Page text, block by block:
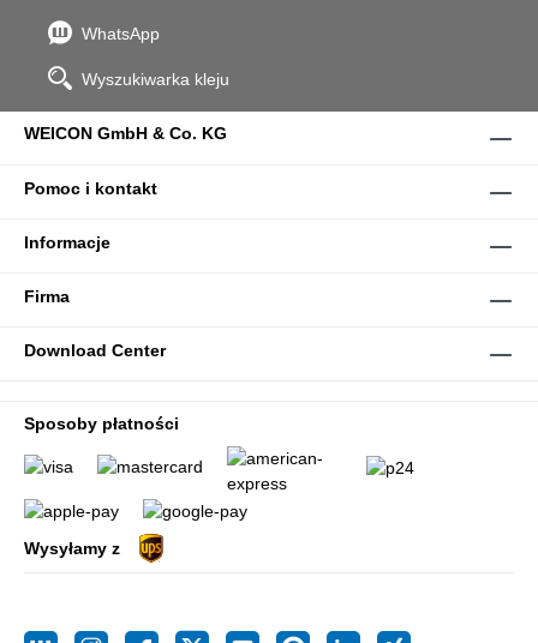
WhatsApp
Wyszukiwarka kleju
WEICON GmbH & Co. KG
Pomoc i kontakt
Informacje
Firma
Download Center
Sposoby płatności
Wysyłamy z